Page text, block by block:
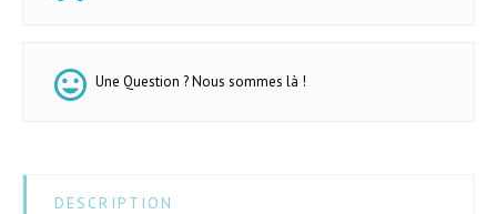
Une Question ? Nous sommes là !
DESCRIPTION